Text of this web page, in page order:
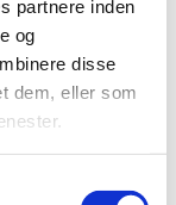
partnere inden
og
disse
dem, eller som
lysende
af ondskab.
også Kalifat-
karakteristika,
og ønskede